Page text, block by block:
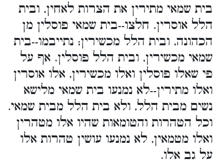
בית שמאי מתירין את הצרות לאחין, ובית
הלל אוסרין. חלצו--בית שמאי פוסלין מן
הכהונה, ובית הלל מכשירין; נתייבמו--בית
שמאי מכשירין, ובית הלל פוסלין. אף על
פי שאלו פוסלין ואלו מכשירין, אלו אוסרין
ואלו מתירין--לא נמנעו בית שמאי מלישא
נשים מבית הלל, ולא בית הלל מבית שמאי.
וכל הטהרות והטומאות שהיו אלו מטהרין
ואלו מטמאין, לא נמנעו עושין טהרות אלו
על גב אלו.